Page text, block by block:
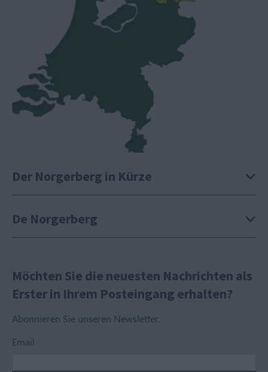
Der Norgerberg in Kürze
De Norgerberg
Möchten Sie die neuesten Nachrichten als
Erster in Ihrem Posteingang erhalten?
Abonnieren Sie unseren Newsletter.
Email